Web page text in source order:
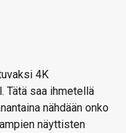
4K
Tätä saa ihmetellä
nähdään onko
näyttisten